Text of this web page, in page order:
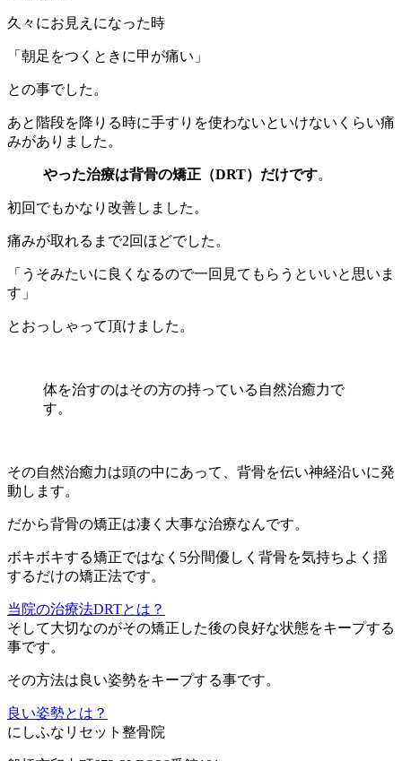
久々にお見えになった時
「朝足をつくときに甲が痛い」
との事でした。
あと階段を降りる時に手すりを使わないといけないくらい痛
みがありました。
やった治療は背骨の矯正（DRT）だけです。
初回でもかなり改善しました。
痛みが取れるまで2回ほどでした。
「うそみたいに良くなるので一回見てもらうといいと思いま
す」
とおっしゃって頂けました。
体を治すのはその方の持っている自然治癒力で
す。
その自然治癒力は頭の中にあって、背骨を伝い神経沿いに発
動します。
だから背骨の矯正は凄く大事な治療なんです。
ボキボキする矯正ではなく5分間優しく背骨を気持ちよく揺
するだけの矯正法です。
当院の治療法DRTとは？
そして大切なのがその矯正した後の良好な状態をキープする
事です。
その方法は良い姿勢をキープする事です。
良い姿勢とは？
にしふなリセット整骨院